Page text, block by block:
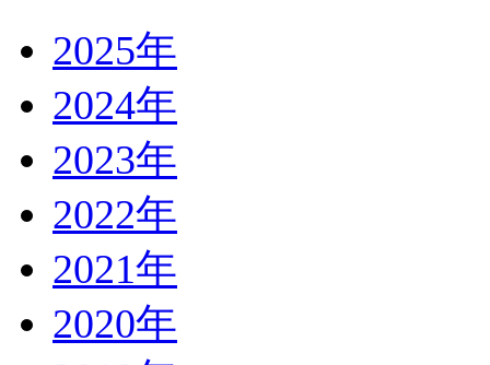
2025年
2024年
2023年
2022年
2021年
2020年